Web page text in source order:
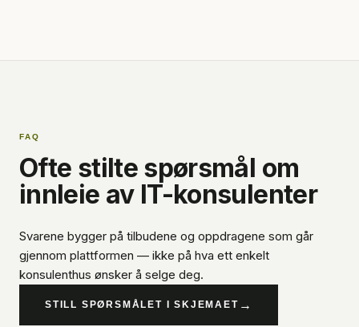
FAQ
Ofte stilte spørsmål om
innleie av IT-konsulenter
Svarene bygger på tilbudene og oppdragene som går
gjennom plattformen — ikke på hva ett enkelt
konsulenthus ønsker å selge deg.
STILL SPØRSMÅLET I SKJEMAET →